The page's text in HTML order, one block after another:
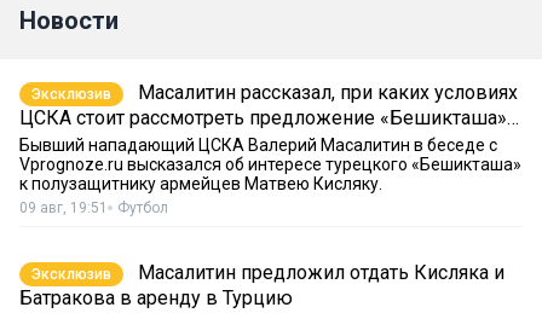
Новости
Эксклюзив
ЦСКА стоит рассмотреть предложение «Бешикташа»
по Кисляку
Бывший нападающий ЦСКА Валерий Масалитин в беседе с
Vprognoze.ru высказался об интересе турецкого «Бешикташа»
к полузащитнику армейцев Матвею Кисляку.
09 авг, 19:51 Футбол
Эксклюзив
Батракова в аренду в Турцию